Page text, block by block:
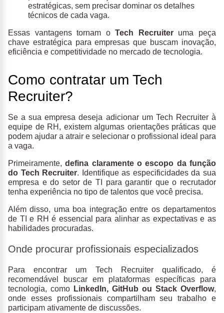
estratégicas, sem precisar dominar os detalhes
técnicos de cada vaga.
Essas vantagens tornam oTech Recruiteruma peça
chave estratégica para empresas que buscam inovação,
eficiência e competitividade no mercado de tecnologia.
Como contratar um Tech
Recruiter?
Se a sua empresa deseja adicionar um Tech Recruiter à
equipe de RH, existem algumas orientações práticas que
podem ajudar a atrair e selecionar o profissional ideal para
a vaga.
Primeiramente,defina claramente o escopo da função
do Tech Recruiter. Identifique as especificidades da sua
empresa e do setor de TI para garantir que o recrutador
tenha experiência no tipo de talentos que você precisa.
Além disso, uma boa integração entre os departamentos
de TI e RH é essencial para alinhar as expectativas e as
habilidades procuradas.
Onde procurar profissionais especializados
Para encontrar um Tech Recruiter qualificado, é
recomendável buscar em plataformas específicas para
tecnologia, como LinkedIn, GitHub ou Stack Overflow,
onde esses profissionais compartilham seu trabalho e
participam ativamente de discussões.